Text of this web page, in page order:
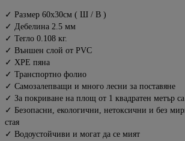
✓ Размер 60x30см ( Ш / В )
✓ Дебелина 2.5 мм
✓ Тегло 0.108 кг.
✓ Външен слой от PVC
✓ XPE пяна
✓ Транспортно фолио
✓ Самозалепващи и много лесни за поставяне
✓ За покриване на площ от 1 квадратен метър
✓ Безопасни, екологични, нетоксични и без
стая
✓ Водоустойчиви и могат да се мият